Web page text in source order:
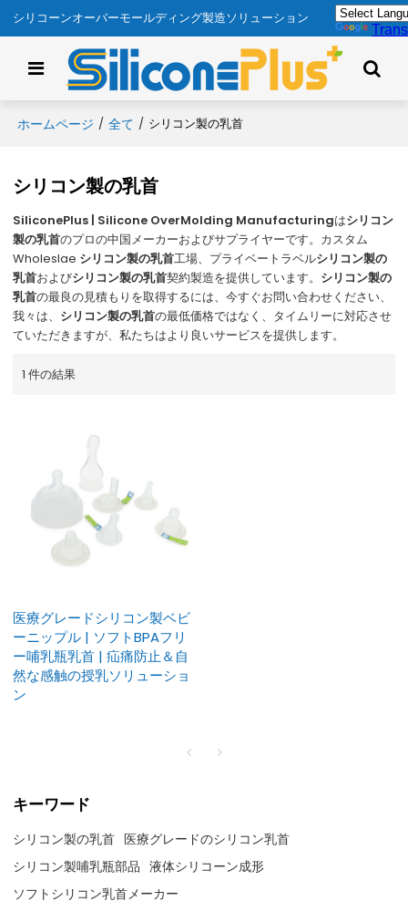
シリコーンオーバーモールディング製造ソリューション
ホームページ / 全て / シリコン製の乳首
シリコン製の乳首
SiliconePlus | Silicone OverMolding Manufacturingはシリコン
製の乳首のプロの中国メーカーおよびサプライヤーです。カスタム
Wholeslae シリコン製の乳首工場、プライベートラベルシリコン製の
乳首およびシリコン製の乳首契約製造を提供しています。 シリコン製の
乳首の最良の見積もりを取得するには、今すぐお問い合わせください、
我々は、 シリコン製の乳首の最低価格ではなく、タイムリーに対応させ
ていただきますが、私たちはより良いサービスを提供します。
1 件の結果
医療グレードシリコン製ベビ
ーニップル | ソフトBPAフリ
ー哺乳瓶乳首 | 疝痛防止＆自
然な感触の授乳ソリューショ
ン
キーワード
シリコン製の乳首 医療グレードのシリコン乳首
シリコン製哺乳瓶部品 液体シリコーン成形
ソフトシリコン乳首メーカー